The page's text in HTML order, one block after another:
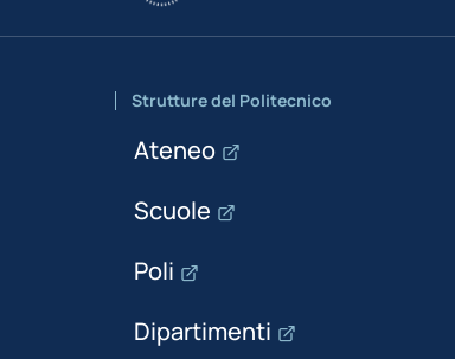
Strutture del Politecnico
Ateneo
Scuole
Poli
Dipartimenti